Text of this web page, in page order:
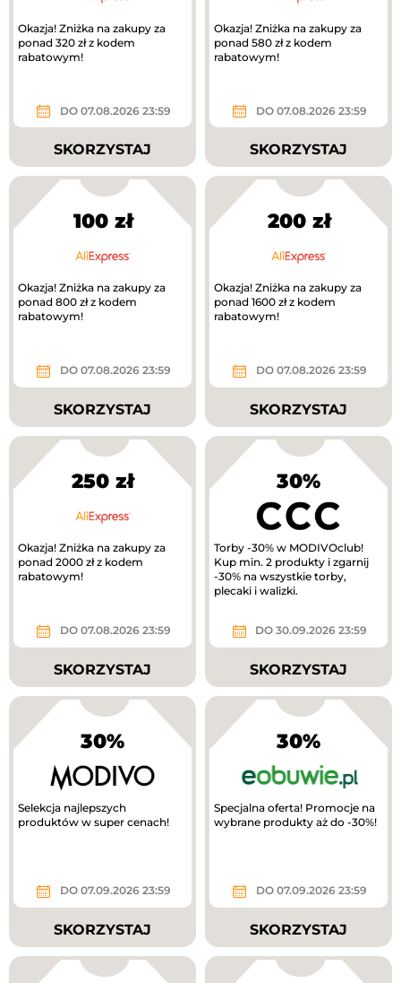
Okazja! Zniżka na zakupy za
ponad 320 zł z kodem
rabatowym!
DO 07.08.2026 23:59
SKORZYSTAJ
Okazja! Zniżka na zakupy za
ponad 580 zł z kodem
rabatowym!
DO 07.08.2026 23:59
SKORZYSTAJ
100 zł
Okazja! Zniżka na zakupy za
ponad 800 zł z kodem
rabatowym!
DO 07.08.2026 23:59
SKORZYSTAJ
200 zł
Okazja! Zniżka na zakupy za
ponad 1600 zł z kodem
rabatowym!
DO 07.08.2026 23:59
SKORZYSTAJ
250 zł
Okazja! Zniżka na zakupy za
ponad 2000 zł z kodem
rabatowym!
DO 07.08.2026 23:59
SKORZYSTAJ
30%
Torby -30% w MODIVOclub!
Kup min. 2 produkty i zgarnij
-30% na wszystkie torby,
plecaki i walizki.
DO 30.09.2026 23:59
SKORZYSTAJ
30%
Selekcja najlepszych
produktów w super cenach!
DO 07.09.2026 23:59
SKORZYSTAJ
30%
Specjalna oferta! Promocje na
wybrane produkty aż do -30%!
DO 07.09.2026 23:59
SKORZYSTAJ